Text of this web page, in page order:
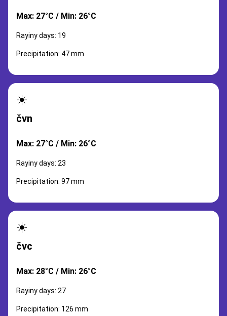
Max: 27°C / Min: 26°C
Rayiny days: 19
Precipitation: 47 mm
☀️
čvn
Max: 27°C / Min: 26°C
Rayiny days: 23
Precipitation: 97 mm
☀️
čvc
Max: 28°C / Min: 26°C
Rayiny days: 27
Precipitation: 126 mm